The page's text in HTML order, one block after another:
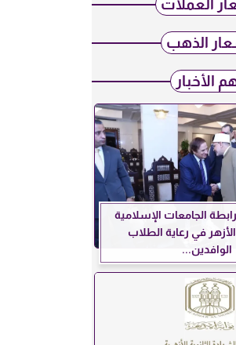
العملات
الذهب
الأخبار
الجامعات الإسلامية
في رعاية الطلاب
الوافدين...